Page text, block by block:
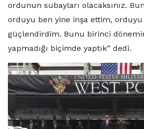
ordunun subayları olacaksınız.
orduyu ben yine inşa ettim, orduyu
güçlendirdim. Bunu birinci
yapmadığı biçimde yaptık” dedi.